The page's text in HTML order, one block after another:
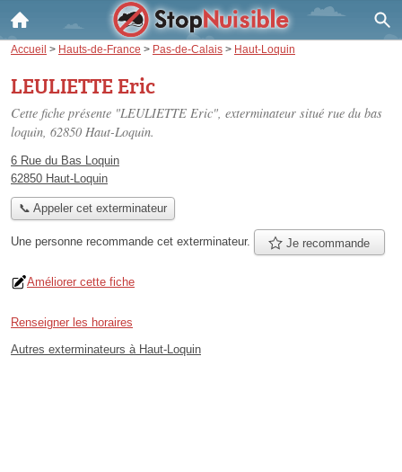
Accueil > Hauts-de-France > Pas-de-Calais > Haut-Loquin
LEULIETTE Eric
Cette fiche présente "LEULIETTE Eric", exterminateur situé rue du bas
loquin, 62850 Haut-Loquin.
6 Rue du Bas Loquin
62850 Haut-Loquin
📞 Appeler cet exterminateur
Une personne recommande cet exterminateur. Je recommande
Améliorer cette fiche
Renseigner les horaires
Autres exterminateurs à Haut-Loquin